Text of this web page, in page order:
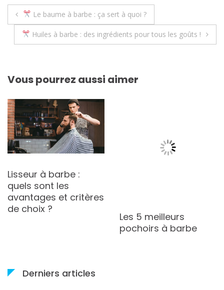
Navigation
de
Le baume à barbe : ça sert à quoi ?
Huiles à barbe : des ingrédients pour tous les goûts !
Vous pourrez aussi aimer
Lisseur à barbe :
quels sont les
avantages et critères
de choix ?
Les 5 meilleurs
pochoirs à barbe
Derniers articles